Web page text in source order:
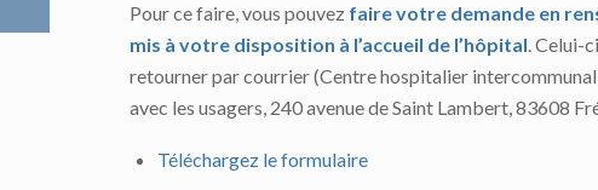
Pour ce faire, vous pouvez faire votre demande en
mis à votre disposition à l’accueil de l’hôpital. Celui-
retourner par courrier (Centre hospitalier
avec les usagers, 240 avenue de Saint Lambert, 83608
Téléchargez le formulaire